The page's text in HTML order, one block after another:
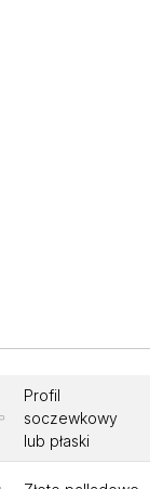
Profil
soczewkowy
lub płaski